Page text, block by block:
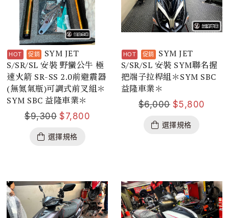
SYM JET
S/SR/SL 安裝 野蠻公牛 極
速火箭 SR-SS 2.0前避震器
(無氮氣瓶)可調式前叉組＊
SYM SBC 益隆車業＊
$9,300 $7,800
選擇規格
SYM JET
S/SR/SL 安裝 SYM聯名握
把端子拉桿組＊SYM SBC
益隆車業＊
$6,000 $5,800
選擇規格